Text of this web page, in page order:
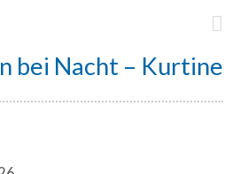
bei Nacht – Kurtine